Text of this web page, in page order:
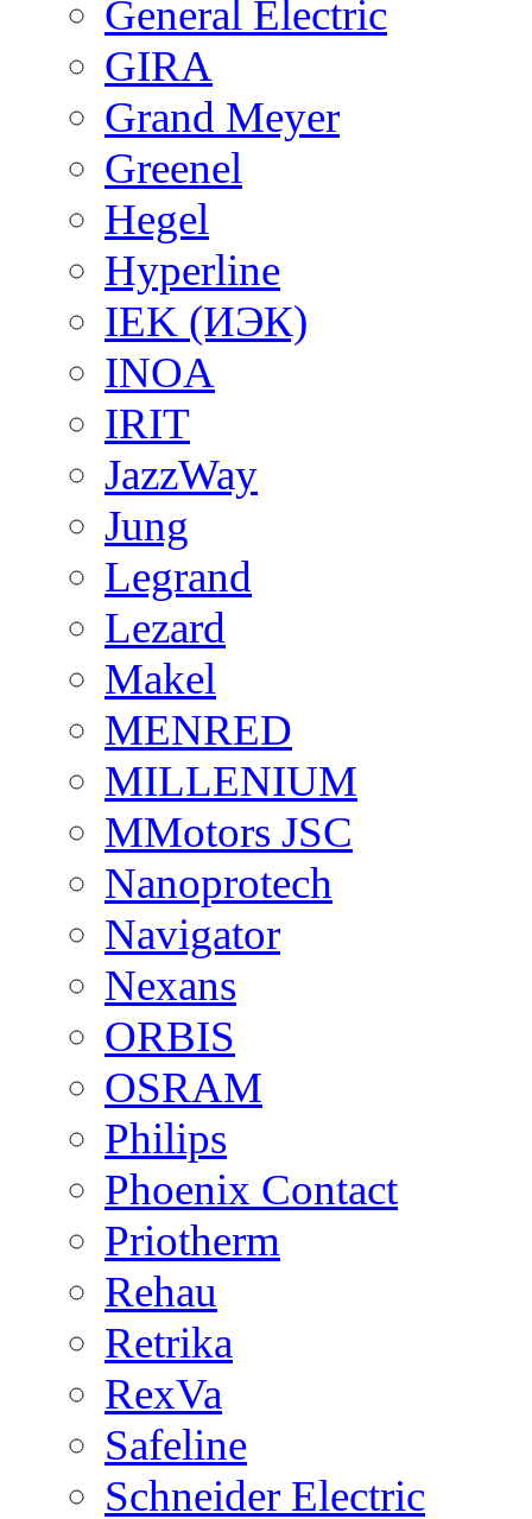
General Electric
GIRA
Grand Meyer
Greenel
Hegel
Hyperline
IEK (ИЭК)
INOA
IRIT
JazzWay
Jung
Legrand
Lezard
Makel
MENRED
MILLENIUM
MMotors JSC
Nanoprotech
Navigator
Nexans
ORBIS
OSRAM
Philips
Phoenix Contact
Priotherm
Rehau
Retrika
RexVa
Safeline
Schneider Electric